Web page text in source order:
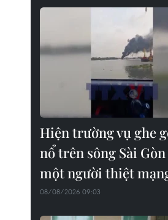
Hiện trường vụ ghe
nổ trên sông Sài
một người thiệt
08/08/2026 09:03